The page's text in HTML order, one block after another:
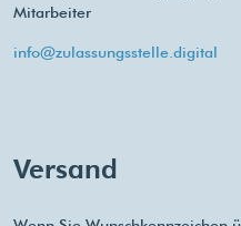
Mitarbeiter
info@zulassungsstelle.digital
Versand